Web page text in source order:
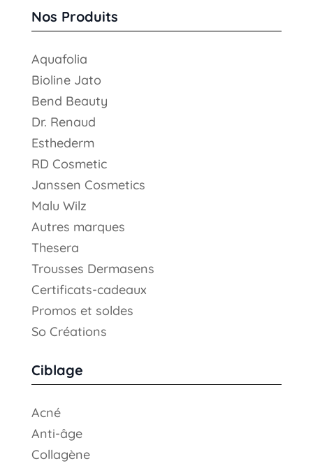
Nos Produits
Aquafolia
Bioline Jato
Bend Beauty
Dr. Renaud
Esthederm
RD Cosmetic
Janssen Cosmetics
Malu Wilz
Autres marques
Thesera
Trousses Dermasens
Certificats-cadeaux
Promos et soldes
So Créations
Ciblage
Acné
Anti-âge
Collagène